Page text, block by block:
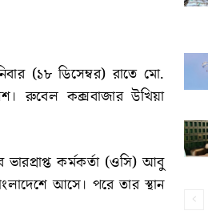
(১৮ ডিসেম্বর) রাতে মো.
রুবেল কক্সবাজার উখিয়া
কর্মকর্তা (ওসি) আবু
আসে। পরে তার স্থান